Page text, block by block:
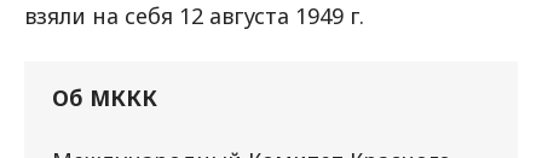
взяли на себя 12 августа 1949 г.
Об МККК